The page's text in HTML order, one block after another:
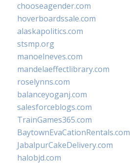
chooseagender.com
hoverboardssale.com
alaskapolitics.com
stsmp.org
manoelneves.com
mandelaeffectlibrary.com
roselynns.com
balanceyoganj.com
salesforceblogs.com
TrainGames365.com
BaytownEvaCationRentals.com
JabalpurCakeDelivery.com
halobjd.com